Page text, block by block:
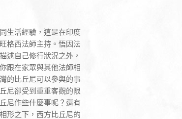
生活經驗，這是在印度
格西法師主持。悟因法
述自己修行狀況之外，
跟在家眾與其他法師相
的比丘尼可以參與的事
尼卻受到重重客觀的限
尼作些什麼事呢？還有
形之下，西方比丘尼的